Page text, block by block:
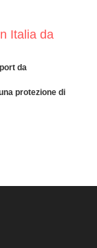
Italia da
da
protezione di